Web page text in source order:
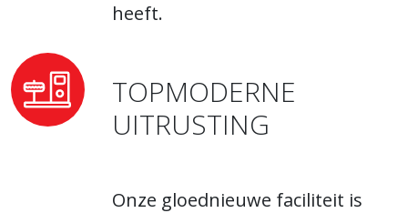
heeft.
TOPMODERNE
UITRUSTING
Onze gloednieuwe faciliteit is